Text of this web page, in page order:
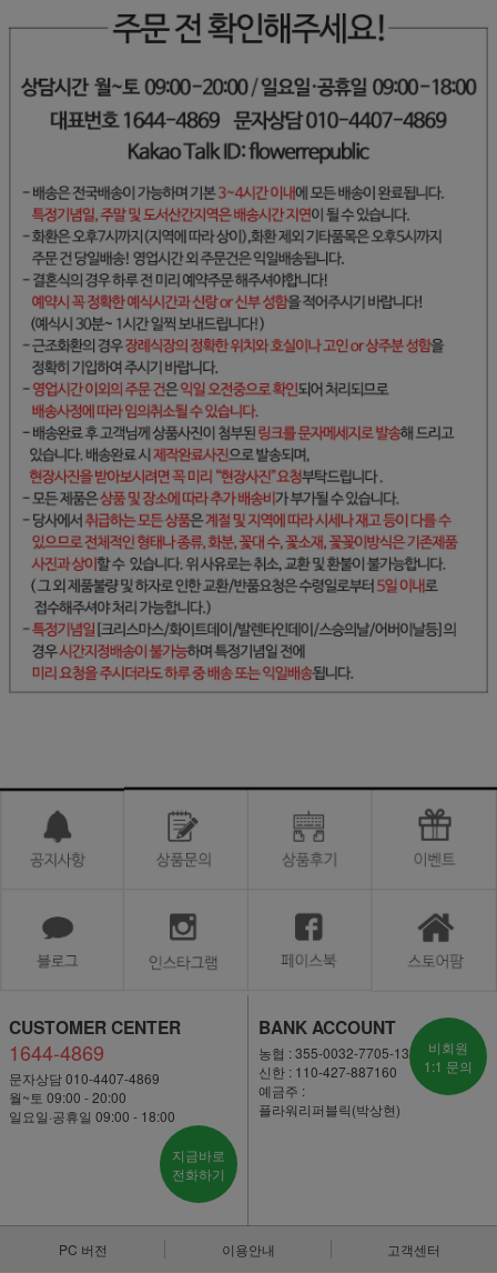
CUSTOMER CENTER
1644-4869
문자상담 010-4407-4869
월~토 09:00 - 20:00
일요일·공휴일 09:00 - 18:00
지금바로
전화하기
BANK ACCOUNT
농협 : 355-0032-7705-13
신한 : 110-427-887160
예금주 :
플라워리퍼블릭(박상현)
비회원
1:1 문의
PC 버전 이용안내 고객센터